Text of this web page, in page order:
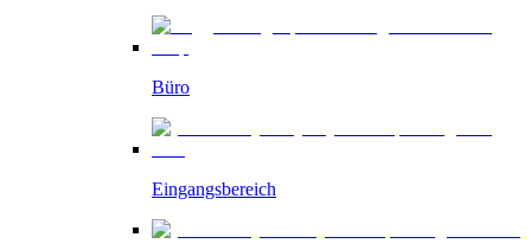
Büro
Eingangsbereich